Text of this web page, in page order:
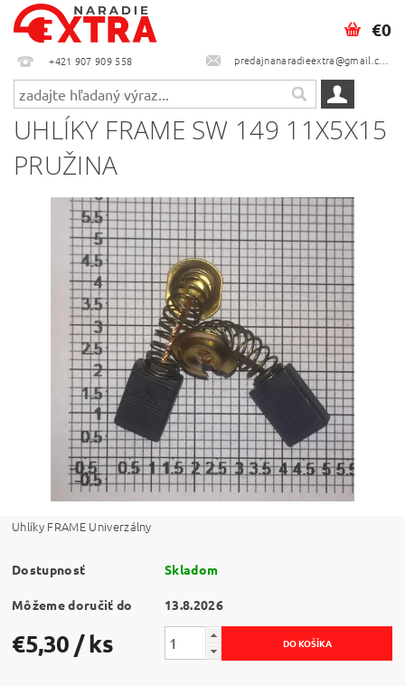
+421 907 909 558 predajnanaradieextra@gmail.com
€0
UHLÍKY FRAME SW 149 11X5X15
PRUŽINA
Uhlíky FRAME Univerzálny
Dostupnosť Skladom
Môžeme doručiť do 13.8.2026
€5,30 / ks